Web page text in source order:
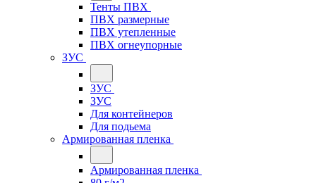
Тенты ПВХ
ПВХ размерные
ПВХ утепленные
ПВХ огнеупорные
ЗУС
ЗУС
ЗУС
Для контейнеров
Для подьема
Армированная пленка
Армированная пленка